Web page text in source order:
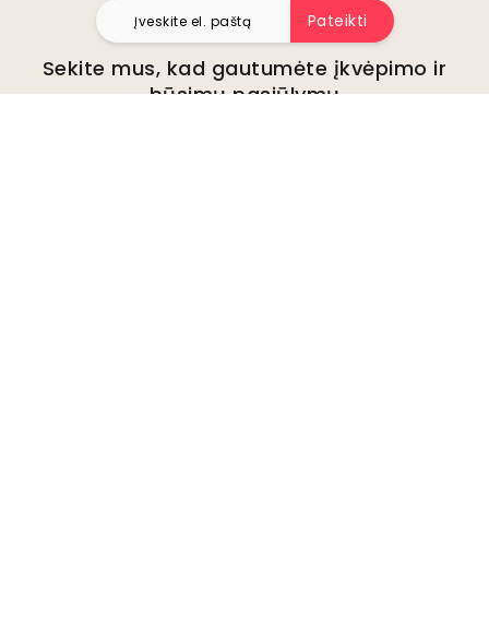
Pateikti
Sekite mus, kad gautumėte įkvėpimo ir
būsimų pasiūlymų